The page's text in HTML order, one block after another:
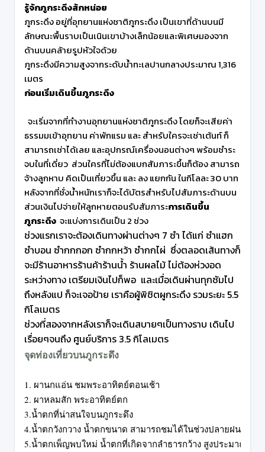
รู้จักภูกระดึงสักหน่อย
ภูกระดึง อยู่ที่อุทยานแห่งชาติภูกระดึง เป็นเขาที่ด้านบนมี
ลักษณะพื้นราบเป็นเนินเขาบ้างเล็กน้อยและพิเศษมองจาก
ด้านบนคล้ายรูปหัวใจด้วย
ภูกระดึงมีความสูงจากระดับน้ำทะเลปานกลางประมาณ 1,316
เมตร
ก่อนเริ่มเดินขึ้นภูกระดึง
จะเริ่มจากที่ทำงานอุทยานแห่งชาติภูกระดึง โดยก็จะเสียค่า
ธรรมมเข้าอุทยาน ค่าพักแรม และ สำหรับใครจะเช่าเต้นท์ ก็
สามารถเช่าได้เลย และอุปกรณ์เครื่องนอนต่างๆ พร้อมชำระ
จบในที่เดี่ยว ส่วนใครที่ไม่ต้องแบกสัมภาระขึ้นก็ต้อง สามารถ
จ้างลูกหาบ คิดเป็นเที่ยวขึ้น และ ลง แยกกัน ในกิโลละ 30 บาท
หลังจากที่ชั่งน้ำหนักเราก็จะได้บัตรสำหรับไปสัมภาระด้านบน
ส่วนเงินไปจ่ายให้ลูกหายตอนรับสัมภาระการเดินขึ้น
ภูกระดึง จะแบ่งการเดินเป็น 2 ช่วง
ช่วงแรกเราจะต้องเดินทางผ่านต่างๆ 7 ซำ ได้แก่ ซำแฮก
ซำบอน ซำกกกอก ซำกกหว้า ซำกกไผ่ ซึ่งตลอดเส้นทางก็
จะมีร้านอาหารร้านค้าร้านน้ำ ร้านผลไม้ ไม่ต้องห่วงอด
ระหว่างทาง เตรียมเงินไปก็พอ และเมื่อเดินผ่านทุกซัมไป
ถึงหลังแป ก็จะเจอป้าย เราคือผู้พิชิตผูกระดึง รวมระยะ 5.5
กิโลเมตร
ช่วงที่สองจากหลังเราก็จะเดินสบายๆเป็นทางราบ เดินไป
เรื่อยๆจนถึง ศูนย์บริการ 3.5 กิโลเมตร
จุดท่องเที่ยวบนภูกระดึง
1. ผานกแอ่น ชมพระอาทิตย์ตอนเช้า
2. ผาหลมสัก พระอาทิตย์ตก
3.น้ำตกที่น่าสนใจบนภูกระดึง
4.น้ำตกวังกวาง น้ำตกขนาด สามารถชมได้ในช่วงปลายฝนต้นห
5.น้ำตกเพ็ญพบใหม่ น้ำตกที่เกิดจากลำธารกว้าง สูงประมาณ 8